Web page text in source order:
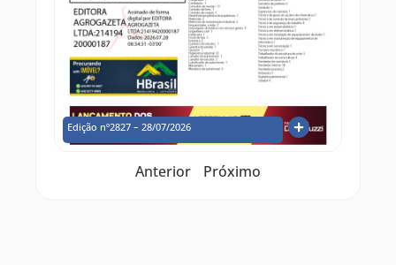
Edição nº2827 – 28/07/2026
Anterior Próximo